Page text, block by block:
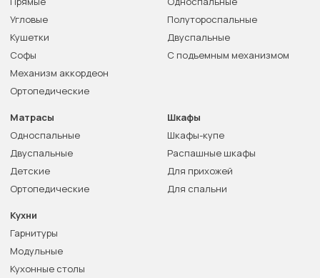
Угловые
Кушетки
Софы
Механизм аккордеон
Ортопедические
Полутороспальные
Двуспальные
С подъемным механизмом
Матрасы
Односпальные
Двуспальные
Детские
Ортопедические
Шкафы
Шкафы-купе
Распашные шкафы
Для прихожей
Для спальни
Кухни
Гарнитуры
Модульные
Кухонные столы